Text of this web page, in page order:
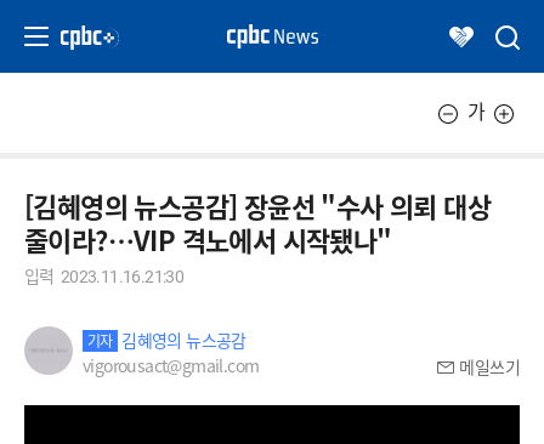
가
[김혜영의 뉴스공감] 장윤선 "수사 의뢰 대상
줄이라?…VIP 격노에서 시작됐나"
입력 2023.11.16.21:30
기자 김혜영의 뉴스공감
vigorousact@gmail.com
메일쓰기